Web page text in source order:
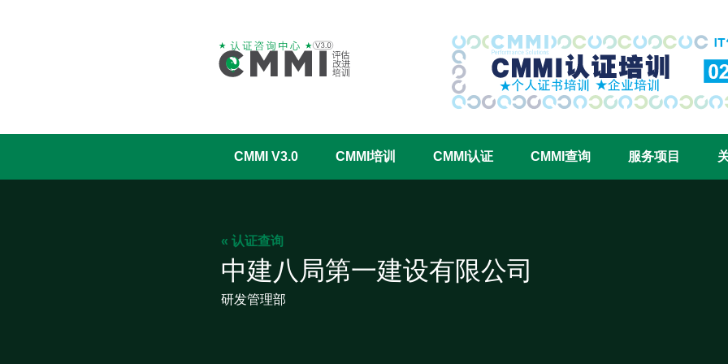
CMMI认证咨询中心官网
CMMI V3.0 CMMI培训 CMMI认证 CMMI查询 服务项目
« 认证查询
中建八局第一建设有限公司
研发管理部